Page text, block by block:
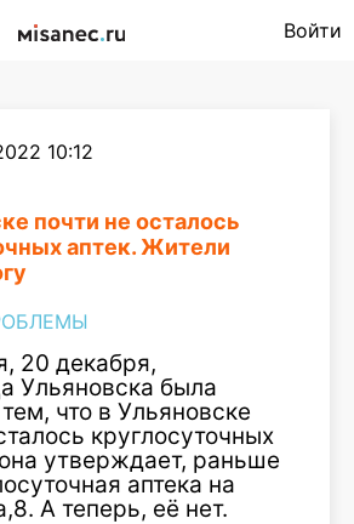
Войти
10:12
почти не осталось
аптек. Жители
20 декабря,
Ульяновска была
что в Ульяновске
круглосуточных
утверждает, раньше
аптека на
А теперь, её нет.